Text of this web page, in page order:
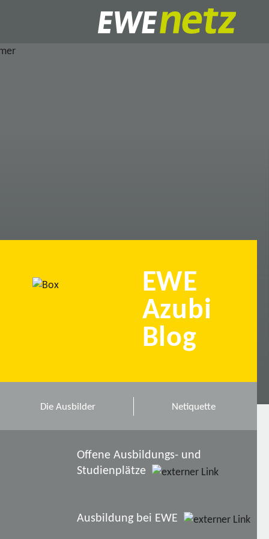
EWE
Azubi
Blog
Die Ausbilder Netiquette
Offene Ausbildungs- und
Studienplätze
Ausbildung bei EWE